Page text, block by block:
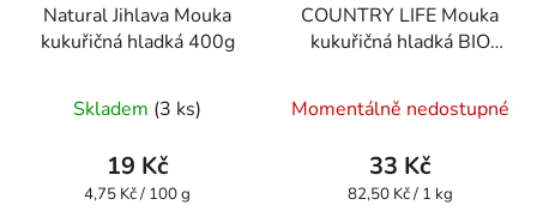
Natural Jihlava Mouka
kukuřičná hladká 400g
Skladem (3 ks)
19 Kč
Měrná
4,75 Kč / 100 g
COUNTRY LIFE Mouka
kukuřičná hladká BIO
hodnocení
produktu
je
Momentálně nedostupné
33 Kč
Měrná
82,50 Kč / 1 kg